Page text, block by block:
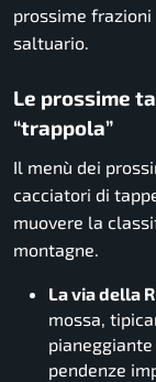
prossime
saltuario.
Le prossime
“trappola”
Il menù dei
cacciatori di
muovere la
montagne.
La via della
mossa,
pianeggiante
pendenze